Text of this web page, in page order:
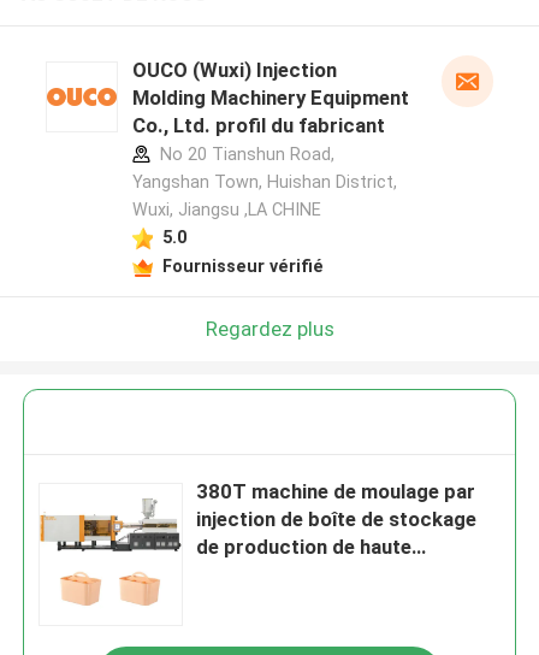
OUCO (Wuxi) Injection
Molding Machinery Equipment
Co., Ltd. profil du fabricant
No 20 Tianshun Road,
Yangshan Town, Huishan District,
Wuxi, Jiangsu ,LA CHINE
5.0
Fournisseur vérifié
Regardez plus
380T machine de moulage par
injection de boîte de stockage
de production de haute